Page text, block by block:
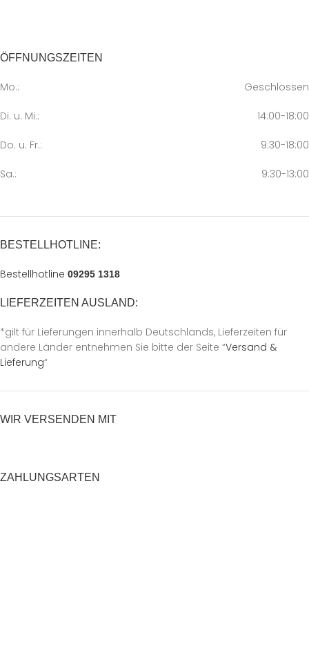
ÖFFNUNGSZEITEN
Mo.: Geschlossen
Di. u. Mi.: 14:00-18:00
Do. u. Fr.: 9:30-18:00
Sa.: 9:30-13:00
BESTELLHOTLINE:
Bestellhotline 09295 1318
LIEFERZEITEN AUSLAND:
*gilt für Lieferungen innerhalb Deutschlands, Lieferzeiten für
andere Länder entnehmen Sie bitte der Seite “Versand &
Lieferung“
WIR VERSENDEN MIT
ZAHLUNGSARTEN